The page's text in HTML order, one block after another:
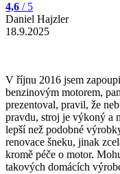
4,6 / 5
Daniel Hajzler
18.9.2025
V říjnu 2016 jsem
benzinovým motorem,
prezentoval, pravil, že
pravdu, stroj je výkoný a
lepší než podobné
renovace šneku, jinak
kromě péče o motor.
takových domácích